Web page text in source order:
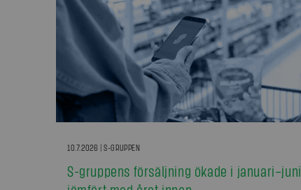
10.7.2026 | S-GRUPPEN
S-gruppens försäljning ökade i januari–juni